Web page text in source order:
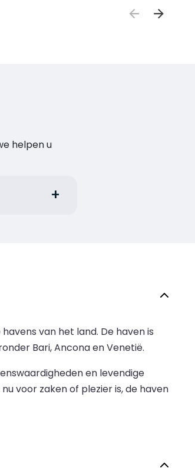
helpen u
van het land. De haven is
Bari, Ancona en Venetië.
en levendige
voor zaken of plezier is, de haven